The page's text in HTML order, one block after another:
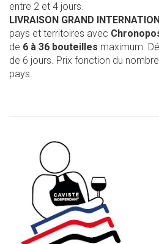
entre 2 et 4 jours.
LIVRAISON GRAND
pays et territoires avec
de 6 à 36 bouteilles maximum.
de 6 jours. Prix fonction du
pays.